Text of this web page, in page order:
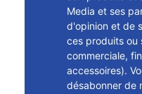
Media et ses
d'opinion et de
ces produits ou
commerciale,
accessoires).
désabonner de